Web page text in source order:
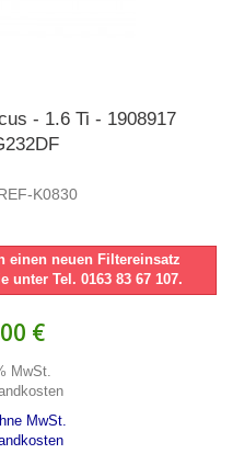
- 1.6 Ti - 1908917
K0830
einen neuen Filtereinsatz
unter Tel. 0163 83 67 107.
€
MwSt.
MwSt.